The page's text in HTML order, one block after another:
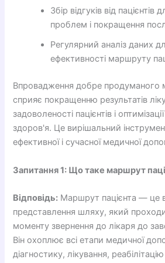
Збір відгуків від пацієнтів
проблем і покращення
Регулярний аналіз даних
ефективності маршруту
Впровадження добре продуманого
сприяє покращенню результатів
задоволеності пацієнтів і
здоров'я. Це вирішальний
ефективної і сучасної медичної
Запитання 1: Що таке маршрут
Відповідь: Маршрут пацієнта — це
представлення шляху, який
моменту звернення до лікаря до
Він охоплює всі етапи медичної
діагностику, лікування,